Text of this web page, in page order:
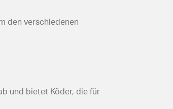
den verschiedenen
und bietet Köder, die für